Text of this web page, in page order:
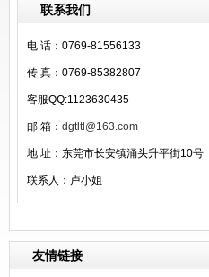
联系我们
电 话：0769-81556133
传 真：0769-85382807
客服QQ:1123630435
邮 箱： dgtltl@163.com
地 址：东莞市长安镇涌头升平街10号
联系人：卢小姐
友情链接